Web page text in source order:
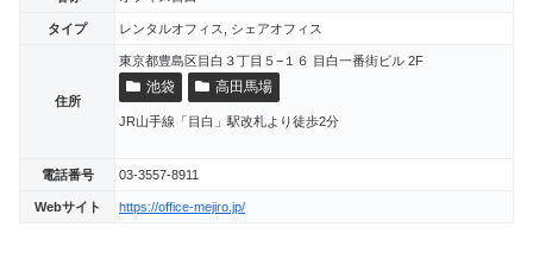
タイプ レンタルオフィス, シェアオフィス
住所
東京都豊島区目白３丁目５−１６ 目白一番街ビル 2F
池袋 高田馬場
JR山手線「目白」駅改札より徒歩2分
電話番号 03-3557-8911
Webサイト https://office-mejiro.jp/